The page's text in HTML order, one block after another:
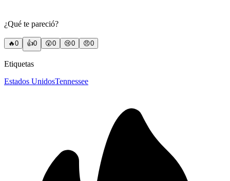
¿Qué te pareció?
🔥0 👍0 😲0 😢0 😠0
Etiquetas
Estados UnidosTennessee